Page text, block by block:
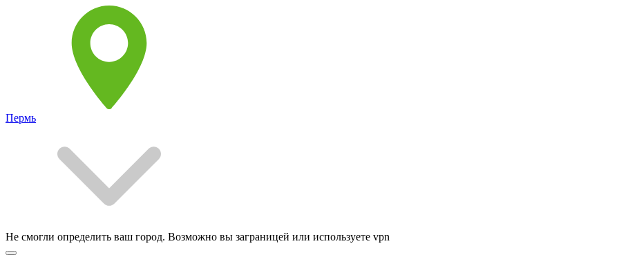
Пермь
Не смогли определить ваш город. Возможно вы заграницей или используете vpn